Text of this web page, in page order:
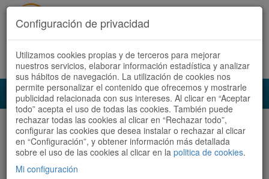
Acceder Registrate ahora Español | Català
Audioruta Todas las rutas
Todas las rutas Ordenar por:Más recientes
Configuración de privacidad
Utilizamos cookies propias y de terceros para mejorar
nuestros servicios, elaborar información estadística y analizar
sus hábitos de navegación. La utilización de cookies nos
permite personalizar el contenido que ofrecemos y mostrarle
publicidad relacionada con sus intereses. Al clicar en “Aceptar
todo” acepta el uso de todas las cookies. También puede
rechazar todas las cookies al clicar en “Rechazar todo”,
configurar las cookies que desea instalar o rechazar al clicar
en “Configuración”, y obtener información más detallada
sobre el uso de las cookies al clicar en la politica de cookies.
Mi configuración